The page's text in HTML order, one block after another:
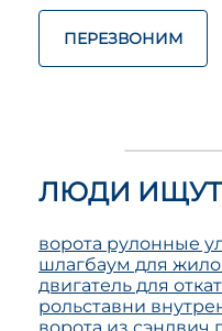
ПЕРЕЗВОНИМ
ЛЮДИ ИЩУТ
ворота рулонные
шлагбаум для
двигатель для
рольставни